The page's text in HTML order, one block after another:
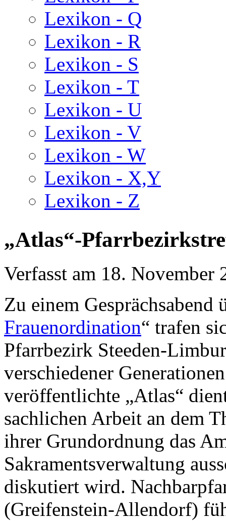
Lexikon - Q
Lexikon - R
Lexikon - S
Lexikon - T
Lexikon - U
Lexikon - V
Lexikon - W
Lexikon - X,Y
Lexikon - Z
„Atlas“-
Verfasst am 18. November
Zu einem Gesprächsabend
Frauenordination“ trafen
Pfarrbezirk Steeden-
verschiedener
veröffentlichte „Atlas“
sachlichen Arbeit an dem
ihrer Grundordnung das
Sakramentsverwaltung
diskutiert wird.
(Greifenstein-Allendorf)